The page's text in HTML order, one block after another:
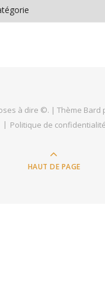
à dire ©. | Thème Bard
Politique de confidentialité
HAUT DE PAGE